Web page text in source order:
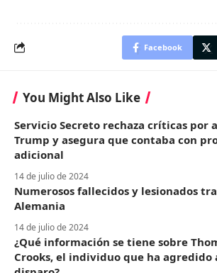
Facebook
You Might Also Like
Servicio Secreto rechaza críticas por
Trump y asegura que contaba con
adicional
14 de julio de 2024
Numerosos fallecidos y lesionados
Alemania
14 de julio de 2024
¿Qué información se tiene sobre
Crooks, el individuo que ha agredido